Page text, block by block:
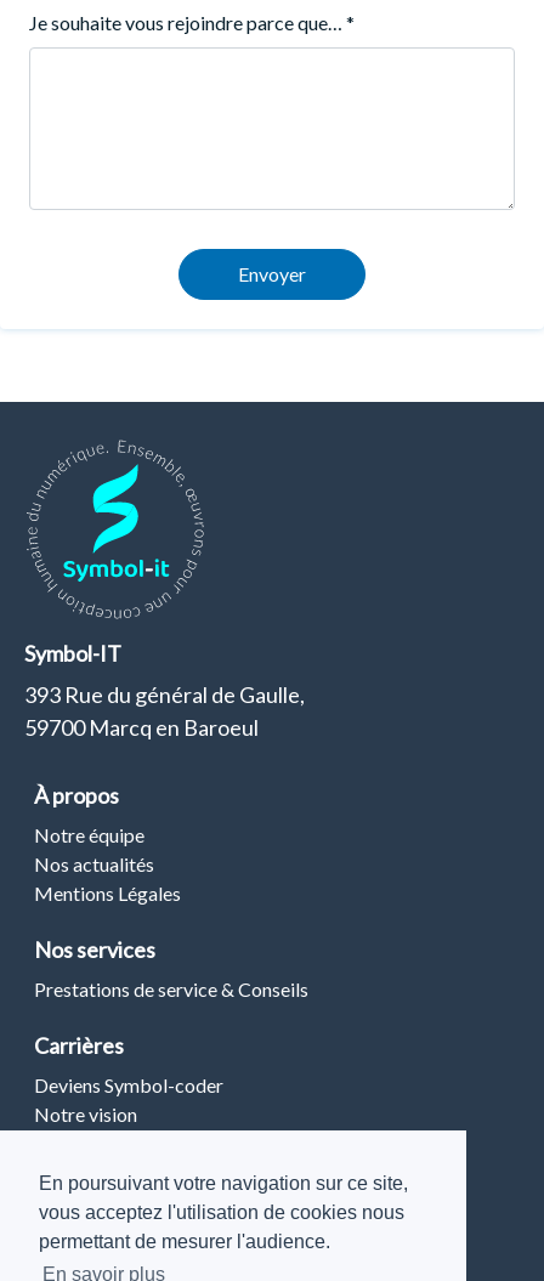
En poursuivant votre navigation sur ce site,
vous acceptez l'utilisation de cookies nous
permettant de mesurer l'audience.
En savoir plus
Je souhaite vous rejoindre parce que… *
Envoyer
Symbol-IT
393 Rue du général de Gaulle,
59700 Marcq en Baroeul
À propos
Notre équipe
Nos actualités
Mentions Légales
Nos services
Prestations de service & Conseils
Carrières
Deviens Symbol-coder
Notre vision
Restons connectés
Discutons de vos projets